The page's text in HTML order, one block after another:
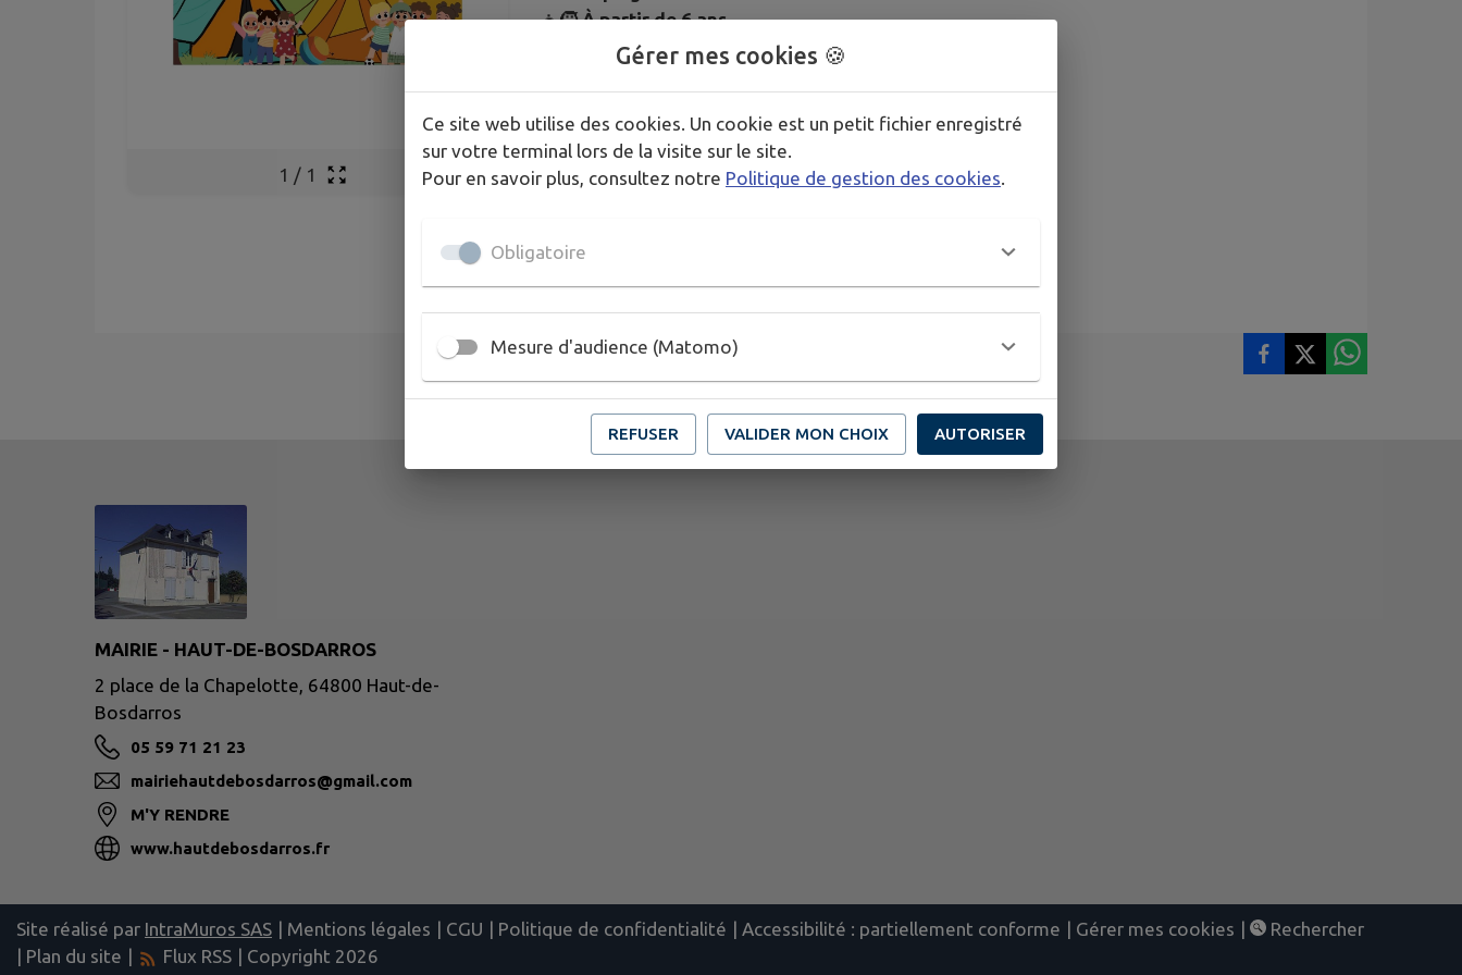
1 / 1
👧🧒À partir de 6 ans
⏰ Départ lundi matin – Retour vendredi après-midi
📌 Inscription ouverte (minimum 12 enfants)
📧alsh.pinocchio@laposte.net
📞 07 65 82 32 68
Publié par Mairie
MAIRIE - HAUT-DE-BOSDARROS
2 place de la Chapelotte, 64800 Haut-de-
Bosdarros
05 59 71 21 23
mairiehautdebosdarros@gmail.com
M'Y RENDRE
www.hautdebosdarros.fr
Site réalisé par IntraMuros SAS | Mentions légales | CGU | Politique de confidentialité | Accessibilité : partiellement conforme | Gérer mes cookies |
Rechercher
| Plan du site | Flux RSS | Copyright 2026
Gérer mes cookies 🍪
Ce site web utilise des cookies. Un cookie est un petit fichier enregistré
sur votre terminal lors de la visite sur le site.
Pour en savoir plus, consultez notre Politique de gestion des cookies
Obligatoire
Mesure d'audience (Matomo)
REFUSER VALIDER MON CHOIX AUTORISER